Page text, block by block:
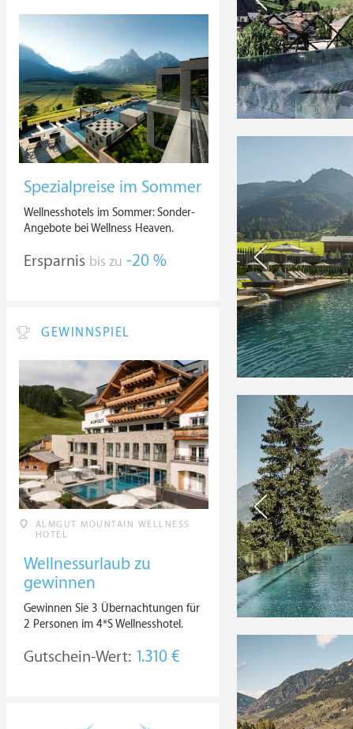
Spezialpreise im Sommer
Wellnesshotels im Sommer: Sonder-
Angebote bei Wellness Heaven.
Ersparnis bis zu -20 %
GEWINNSPIEL
ALMGUT MOUNTAIN WELLNESS
HOTEL
Wellnessurlaub zu
gewinnen
Gewinnen Sie 3 Übernachtungen für
2 Personen im 4*S Wellnesshotel.
Gutschein-Wert: 1.310 €